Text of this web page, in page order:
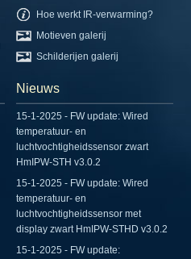
Hoe werkt IR-verwarming?
Motieven galerij
Schilderijen galerij
Nieuws
15-1-2025 - FW update: Wired
temperatuur- en
luchtvochtigheidssensor zwart
HmIPW-STH v3.0.2
15-1-2025 - FW update: Wired
temperatuur- en
luchtvochtigheidssensor met
display zwart HmIPW-STHD v3.0.2
15-1-2025 - FW update: